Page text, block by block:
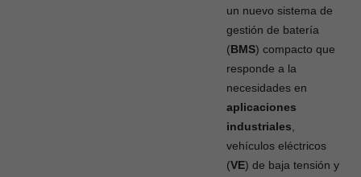
un nuevo sistema de
gestión de batería
(BMS) compacto que
responde a la
necesidades en
aplicaciones
industriales
vehículos eléctricos
(VE) de baja tensión y